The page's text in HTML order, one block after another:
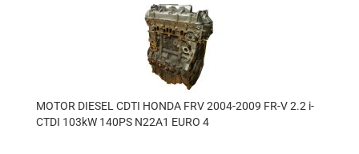
MOTOR DIESEL CDTI HONDA FRV 2004-2009 FR-V 2.2 i-
CTDI 103kW 140PS N22A1 EURO 4